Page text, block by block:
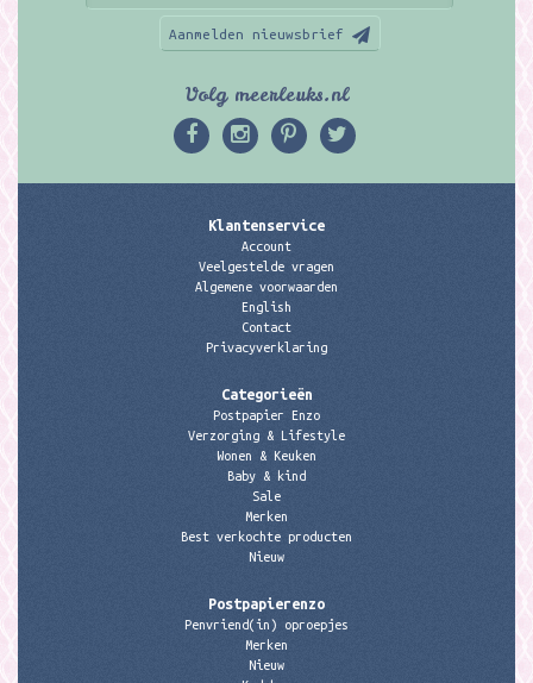
Aanmelden nieuwsbrief
Volg meerleuks.nl
Klantenservice
Account
Veelgestelde vragen
Algemene voorwaarden
English
Contact
Privacyverklaring
Categorieën
Postpapier Enzo
Verzorging & Lifestyle
Wonen & Keuken
Baby & kind
Sale
Merken
Best verkochte producten
Nieuw
Postpapierenzo
Penvriend(in) oproepjes
Merken
Nieuw